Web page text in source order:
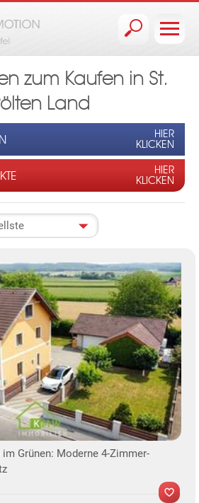
zum Kaufen in St.
Land
HIER
KLICKEN
HIER
KLICKEN
Grünen: Moderne 4-Zimmer-